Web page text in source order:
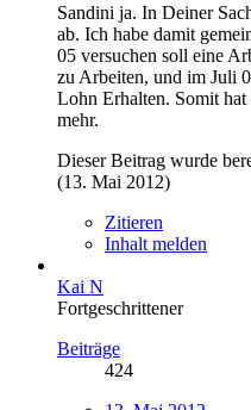
Sandini ja. In Deiner
ab. Ich habe damit
05 versuchen soll eine
zu Arbeiten, und im Juli
Lohn Erhalten. Somit
mehr.
Dieser Beitrag wurde
(13. Mai 2012)
Zitieren
Inhalt melden
Kai N
Fortgeschrittener
Beiträge
424